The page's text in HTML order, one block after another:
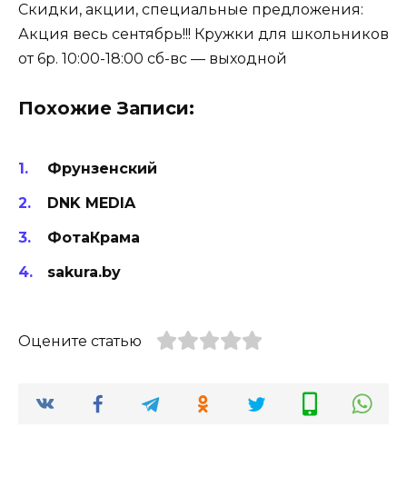
Скидки, акции, специальные предложения:
Акция весь сентябрь!!! Кружки для школьников
от 6р. 10:00-18:00 сб-вс — выходной
Похожие Записи:
Фрунзенский
DNK MEDIA
ФотаКрама
sakura.by
Оцените статью